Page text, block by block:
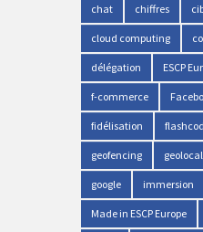
chat chiffres
cloud computing
délégation ESCP
f-commerce
fidélisation
geofencing
google immersion
Made in ESCP Europe